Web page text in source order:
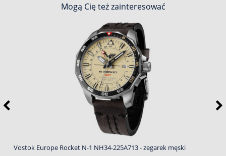
Mogą Cię też zainteresować
Vostok Europe Rocket N-1 NH34-225A713 - zegarek męski